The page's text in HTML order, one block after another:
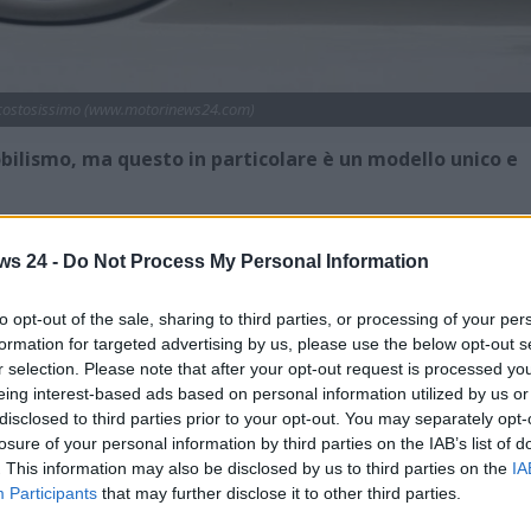
24 - Do Not Process My Personal Information
opt-out of the sale, sharing to third parties, or processing of your
for targeted advertising by us, please use the below opt-out
selection. Please note that after your opt-out request is processed
interest-based ads based on personal information utilized by us
to third parties prior to your opt-out. You may separately
of your personal information by third parties on the IAB’s list of
This information may also be disclosed by us to third parties on the
Participants that may further disclose it to other third parties.
ma questo in particolare è un modello unico e
più apprezzate e rinomate nella storia
più iconiche e rappresentative, il modello di cui
definita, costruita e prodotta per ‘il popolo’, sia
rpezzo di vendita e di mantenimento.
Maggiolino realizzate. Già, perché esisterebbe
lievemente da questa nomea abbastanza
più di una Rolls-Royce. La cifra è impressionante,
La motivazione, a dire il vero, è di facile